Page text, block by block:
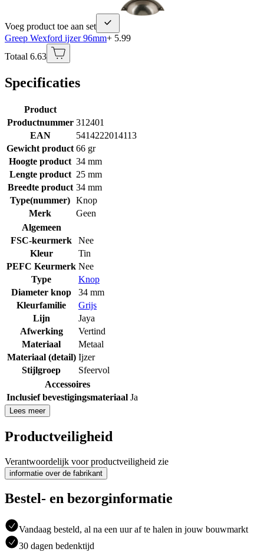
Voeg product toe aan set
Greep Wexford ijzer 96mm+ 5.99
Totaal 6.63
Specificaties
Product
Productnummer 312401
EAN
5414222014113
Gewicht product 66 gr
Hoogte product 34 mm
Lengte product 25 mm
Breedte product 34 mm
Type(nummer) Knop
Merk
Geen
Algemeen
FSC-keurmerk
Nee
Kleur
Tin
PEFC Keurmerk Nee
Type
Knop
Diameter knop
34 mm
Kleurfamilie
Grijs
Lijn
Jaya
Afwerking
Vertind
Materiaal
Metaal
Materiaal (detail) Ijzer
Stijlgroep
Sfeervol
Accessoires
Inclusief bevestigingsmateriaal Ja
Lees meer
Productveiligheid
Verantwoordelijk voor productveiligheid zie
informatie over de fabrikant
Bestel- en bezorginformatie
Vandaag besteld, al na een uur af te halen in jouw bouwmarkt
30 dagen bedenktijd